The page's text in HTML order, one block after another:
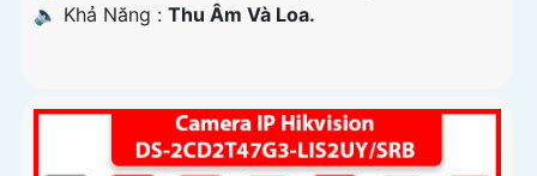
️🔈 Khả Năng : Thu Âm Và Loa.